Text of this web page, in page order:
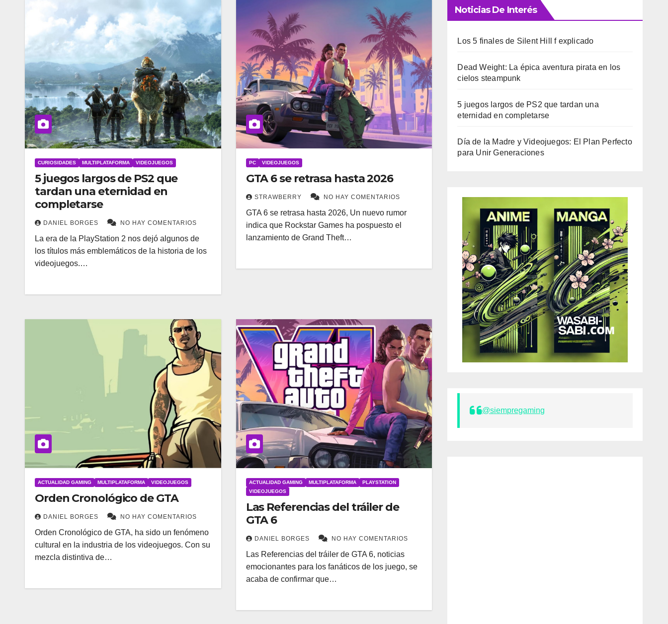
CURIOSIDADES MULTIPLATAFORMA VIDEOJUEGOS
5 juegos largos de PS2 que
tardan una eternidad en
completarse
DANIEL BORGES NO HAY COMENTARIOS
La era de la PlayStation 2 nos dejó algunos de
los títulos más emblemáticos de la historia de los
videojuegos.…
PC VIDEOJUEGOS
GTA 6 se retrasa hasta 2026
STRAWBERRY NO HAY COMENTARIOS
GTA 6 se retrasa hasta 2026, Un nuevo rumor
indica que Rockstar Games ha pospuesto el
lanzamiento de Grand Theft…
ACTUALIDAD GAMING MULTIPLATAFORMA VIDEOJUEGOS
Orden Cronológico de GTA
DANIEL BORGES NO HAY COMENTARIOS
Orden Cronológico de GTA, ha sido un fenómeno
cultural en la industria de los videojuegos. Con su
mezcla distintiva de…
ACTUALIDAD GAMING MULTIPLATAFORMA
PLAYSTATION
VIDEOJUEGOS
Las Referencias del tráiler de
GTA 6
DANIEL BORGES NO HAY COMENTARIOS
Las Referencias del tráiler de GTA 6, noticias
emocionantes para los fanáticos de los juego, se
acaba de confirmar que…
Noticias De Interés
Los 5 finales de Silent Hill f explicado
Dead Weight: La épica aventura pirata en los
cielos steampunk
5 juegos largos de PS2 que tardan una
eternidad en completarse
Día de la Madre y Videojuegos: El Plan Perfecto
para Unir Generaciones
@siempregaming